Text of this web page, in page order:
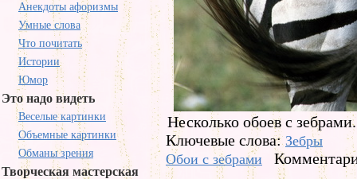
Анекдоты афоризмы
Умные слова
Что почитать
Истории
Юмор
Это надо видеть
Веселые картинки
Объемные картинки
Обманы зрения
Творческая мастерская
Несколько обоев с зебрами.
Ключевые слова: Зебры
Обои с зебрами